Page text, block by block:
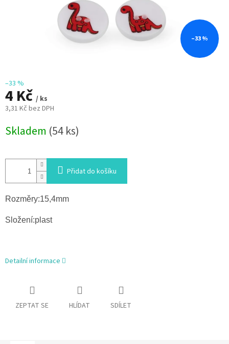
–33 %
–33 %
4 Kč / ks
3,31 Kč bez DPH
cena:
Skladem (54 ks)
Přidat do košíku
Rozměry:15,4mm
Složení:plast
Detailní informace
ZEPTAT SE HLÍDAT SDÍLET